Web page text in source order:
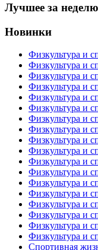
Лучшее за неделю
Новинки
Физкультура и
Физкультура и
Физкультура и
Физкультура и
Физкультура и
Физкультура и
Физкультура и
Физкультура и
Физкультура и
Физкультура и
Физкультура и
Физкультура и
Физкультура и
Физкультура и
Физкультура и
Физкультура и
Физкультура и
Физкультура и
Спортивная